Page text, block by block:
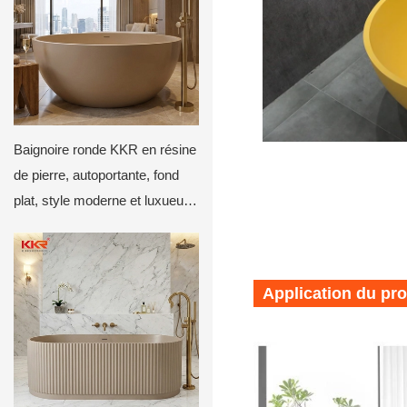
Baignoire ronde KKR en résine
de pierre, autoportante, fond
plat, style moderne et luxueux,
mat
Application du